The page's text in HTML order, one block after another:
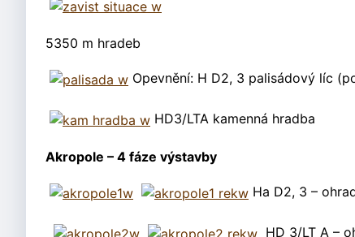
5350 m hradeb
Opevnění: H D2, 3 palisádový líc
HD3/LTA kamenná hradba
Akropole – 4 fáze výstavby
Ha D2, 3 –
HD 3/LT A –